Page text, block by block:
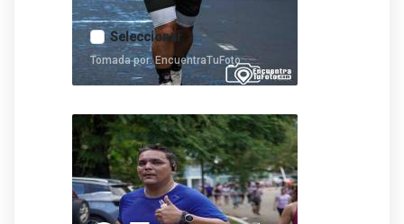
Seleccionar
Tomada por: EncuentraTuFoto